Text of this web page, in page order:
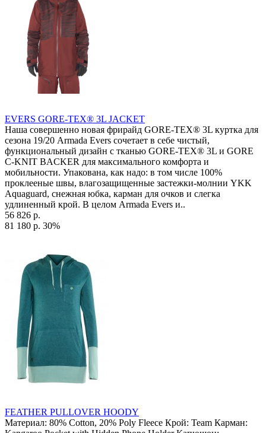
EVERS GORE-TEX® 3L JACKET
Наша совершенно новая фрирайд GORE-TEX® 3L куртка для
сезона 19/20 Armada Evers сочетает в себе чистый,
функциональный дизайн с тканью GORE-TEX® 3L и GORE
C-KNIT BACKER для максимального комфорта и
мобильности. Упакована, как надо: в том числе 100%
проклееные швы, влагозащищенные застежки-молнии YKK
Aquaguard, снежная юбка, карман для очков и слегка
удлиненный крой. В целом Armada Evers и..
56 826 р.
81 180 р. 30%
FEATHER PULLOVER HOODY
Материал: 80% Cotton, 20% Poly Fleece Крой: Team Карман: